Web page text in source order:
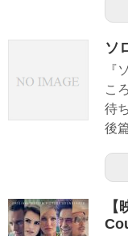
ソ
『
こ
待
後